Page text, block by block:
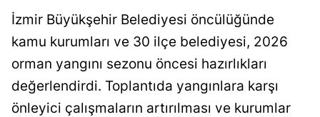
İzmir Büyükşehir Belediyesi öncülüğünde
kamu kurumları ve 30 ilçe belediyesi, 2026
orman yangını sezonu öncesi hazırlıkları
değerlendirdi. Toplantıda yangınlara karşı
önleyici çalışmaların artırılması ve kurumlar